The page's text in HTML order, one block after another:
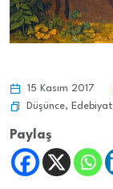
15 Kasım 2017
Düşünce, Edebiyat
Paylaş